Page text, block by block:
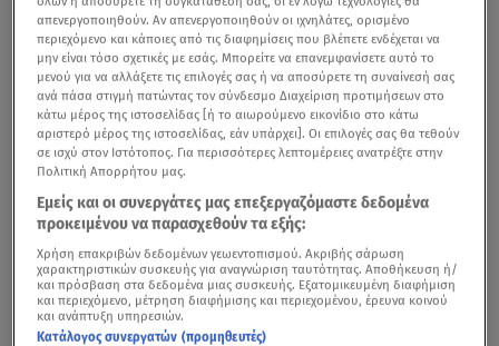
απενεργοποιηθούν. Αν απενεργοποιηθούν οι ιχνηλάτες, ορισμένο
περιεχόμενο και κάποιες από τις διαφημίσεις που βλέπετε ενδέχεται να
μην είναι τόσο σχετικές με εσάς. Μπορείτε να επανεμφανίσετε αυτό το
μενού για να αλλάξετε τις επιλογές σας ή να αποσύρετε τη συναίνεσή σας
ανά πάσα στιγμή πατώντας τον σύνδεσμο Διαχείριση προτιμήσεων στο
κάτω μέρος της ιστοσελίδας [ή το αιωρούμενο εικονίδιο στο κάτω
αριστερό μέρος της ιστοσελίδας, εάν υπάρχει]. Οι επιλογές σας θα τεθούν
σε ισχύ στον Ιστότοπος. Για περισσότερες λεπτομέρειες ανατρέξτε στην
Πολιτική Απορρήτου μας.
Εμείς και οι συνεργάτες μας επεξεργαζόμαστε δεδομένα
προκειμένου να παρασχεθούν τα εξής:
Χρήση επακριβών δεδομένων γεωεντοπισμού. Ακριβής σάρωση
χαρακτηριστικών συσκευής για αναγνώριση ταυτότητας. Αποθήκευση ή/
και πρόσβαση στα δεδομένα μιας συσκευής. Εξατομικευμένη διαφήμιση
και περιεχόμενο, μέτρηση διαφήμισης και περιεχομένου, έρευνα κοινού
και ανάπτυξη υπηρεσιών.
Κατάλογος συνεργατών (προμηθευτές)